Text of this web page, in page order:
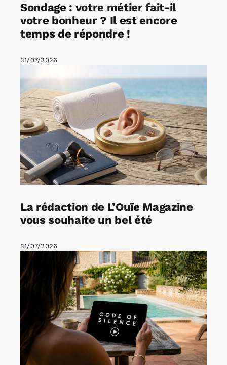
Sondage : votre métier fait-il
votre bonheur ? Il est encore
temps de répondre !
31/07/2026
La rédaction de L’Ouïe Magazine
vous souhaite un bel été
31/07/2026